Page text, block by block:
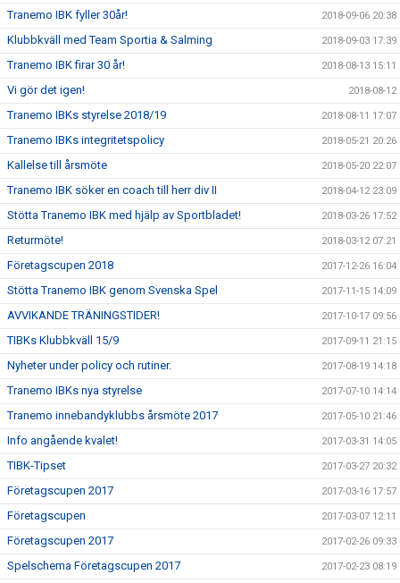
Tranemo IBK fyller 30år! 2018-09-06 20:38
Klubbkväll med Team Sportia & Salming 2018-09-03 17:39
Tranemo IBK firar 30 år! 2018-08-13 15:11
Vi gör det igen! 2018-08-12
Tranemo IBKs styrelse 2018/19 2018-08-11 17:07
Tranemo IBKs integritetspolicy 2018-05-21 20:26
Kallelse till årsmöte 2018-05-20 22:07
Tranemo IBK söker en coach till herr div II 2018-04-12 23:09
Stötta Tranemo IBK med hjälp av Sportbladet! 2018-03-26 17:52
Returmöte! 2018-03-12 07:21
Företagscupen 2018 2017-12-26 16:04
Stötta Tranemo IBK genom Svenska Spel 2017-11-15 14:09
AVVIKANDE TRÄNINGSTIDER! 2017-10-17 09:56
TIBKs Klubbkväll 15/9 2017-09-11 21:15
Nyheter under policy och rutiner. 2017-08-19 14:18
Tranemo IBKs nya styrelse 2017-07-10 14:14
Tranemo innebandyklubbs årsmöte 2017 2017-05-10 21:46
Info angående kvalet! 2017-03-31 14:05
TIBK-Tipset 2017-03-27 20:32
Företagscupen 2017 2017-03-16 17:57
Företagscupen 2017-03-07 12:11
Företagscupen 2017 2017-02-26 09:33
Spelschema Företagscupen 2017 2017-02-23 08:19